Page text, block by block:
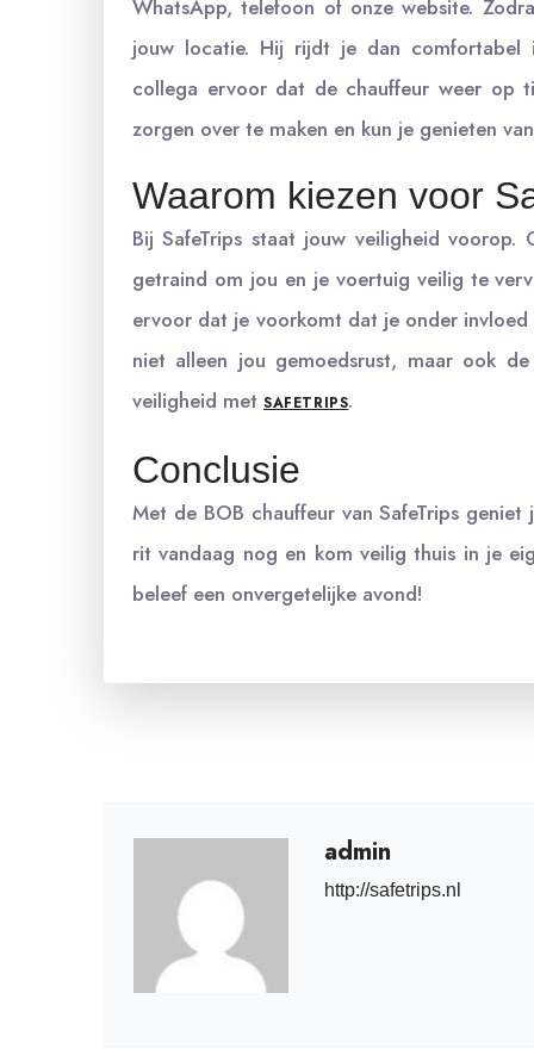
WhatsApp, telefoon of onze website.
jouw locatie. Hij rijdt je dan comfortabel
collega ervoor dat de chauffeur weer op
zorgen over te maken en kun je genieten
Waarom kiezen voor
Bij SafeTrips staat jouw veiligheid
getraind om jou en je voertuig veilig te
ervoor dat je voorkomt dat je onder
niet alleen jou gemoedsrust, maar ook
veiligheid met SAFETRIPS.
Conclusie
Met de BOB chauffeur van SafeTrips
rit vandaag nog en kom veilig thuis in je
beleef een onvergetelijke avond!
admin
http://safetrips.nl